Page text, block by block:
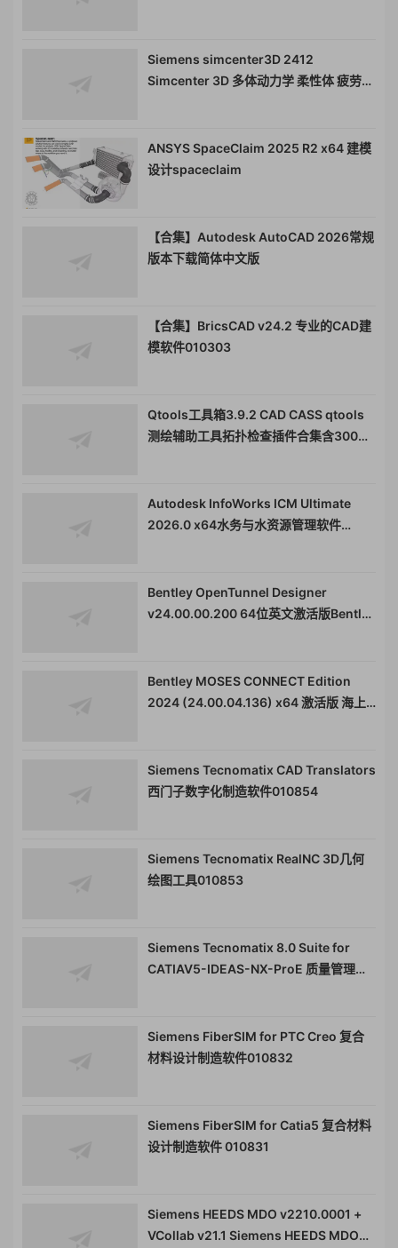
Siemens simcenter3D 2412
Simcenter 3D 多体动力学 柔性体 疲劳仿
ANSYS SpaceClaim 2025 R2 x64 建模
设计spaceclaim
【合集】Autodesk AutoCAD 2026常规
版本下载简体中文版
【合集】BricsCAD v24.2 专业的CAD建
模软件010303
Qtools工具箱3.9.2 CAD CASS qtools
测绘辅助工具拓扑检查插件合集含300多
Autodesk InfoWorks ICM Ultimate
2026.0 x64水务与水资源管理软件
Bentley OpenTunnel Designer
v24.00.00.200 64位英文激活版Bentley
Bentley MOSES CONNECT Edition
2024 (24.00.04.136) x64 激活版 海上
Siemens Tecnomatix CAD Translators
西门子数字化制造软件010854
Siemens Tecnomatix RealNC 3D几何
绘图工具010853
Siemens Tecnomatix 8.0 Suite for
CATIAV5-IDEAS-NX-ProE 质量管理应
Siemens FiberSIM for PTC Creo 复合
材料设计制造软件010832
Siemens FiberSIM for Catia5 复合材料
设计制造软件 010831
Siemens HEEDS MDO v2210.0001 +
VCollab v21.1 Siemens HEEDS MDO